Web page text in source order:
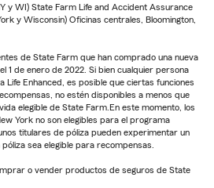
y WI) State Farm Life and Accident Assurance
y Wisconsin) Oficinas centrales, Bloomington,
de State Farm que han comprado una nueva
1 de enero de 2022. Si bien cualquier persona
Life Enhanced, es posible que ciertas funciones
no estén disponibles a menos que
elegible de State Farm.En este momento, los
York no son elegibles para el programa
titulares de póliza pueden experimentar un
sea elegible para recompensas.
o vender productos de seguros de State